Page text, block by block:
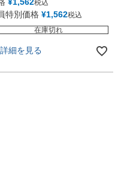
税込
特別価格 ¥1,562税込
在庫切れ
詳細を見る